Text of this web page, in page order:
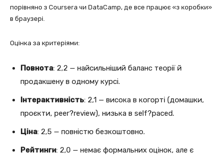
порівняно з Coursera чи DataCamp, де все працює «з коробки»
в браузері.
Оцінка за критеріями:
Повнота: 2,2 — найсильніший баланс теорії й
продакшену в одному курсі.
Інтерактивність: 2,1 — висока в когорті (домашки,
проєкти, peer?review), низька в self?paced.
Ціна: 2,5 — повністю безкоштовно.
Рейтинги: 2,0 — немає формальних оцінок, але є